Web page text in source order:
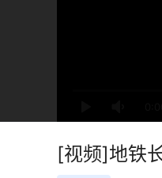
[视频]地铁